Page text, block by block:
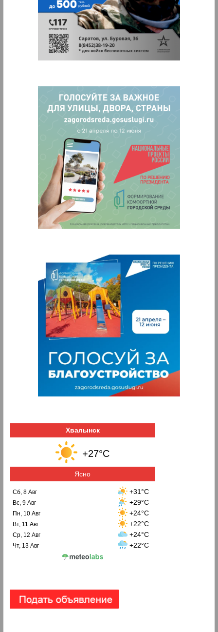
Хвалынск
+27°C
Ясно
Сб, 8 Авг +31°C
Вс, 9 Авг +29°C
Пн, 10 Авг +24°C
Вт, 11 Авг +22°C
Ср, 12 Авг +24°C
Чт, 13 Авг +22°C